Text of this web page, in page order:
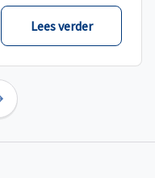
er met het goud vandoor
Lees verder